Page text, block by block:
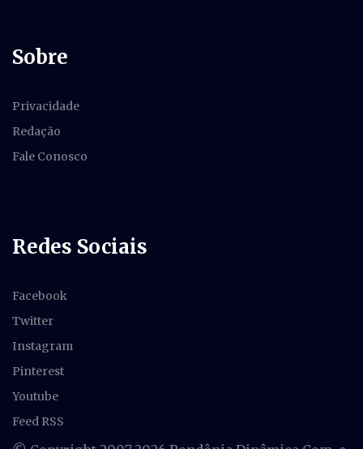
Sobre
Privacidade
Redação
Fale Conosco
Redes Sociais
Facebook
Twitter
Instagram
Pinterest
Youtube
Feed RSS